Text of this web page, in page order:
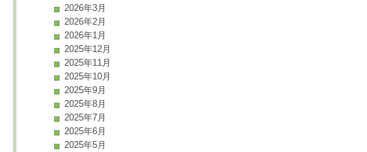
2026年3月
2026年2月
2026年1月
2025年12月
2025年11月
2025年10月
2025年9月
2025年8月
2025年7月
2025年6月
2025年5月